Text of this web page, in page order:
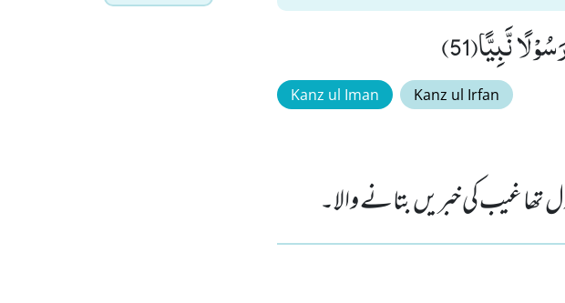
نَّبِیًّا(51)
Kanz ul Iman Kanz ul Irfan
تھا غیب کی خبریں بتانے والا۔